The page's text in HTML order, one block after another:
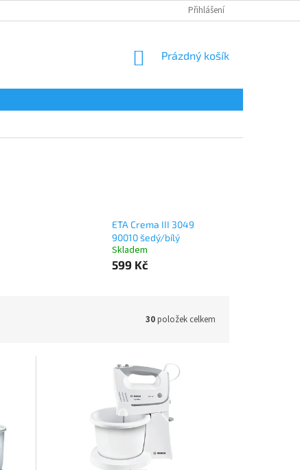
Přihlášení
NÁKUPNÍ
Prázdný košík
ETA Crema III 3049
90010 šedý/bílý
Skladem
599 Kč
30položek celkem